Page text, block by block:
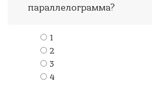
параллелограмма?
1
2
3
4